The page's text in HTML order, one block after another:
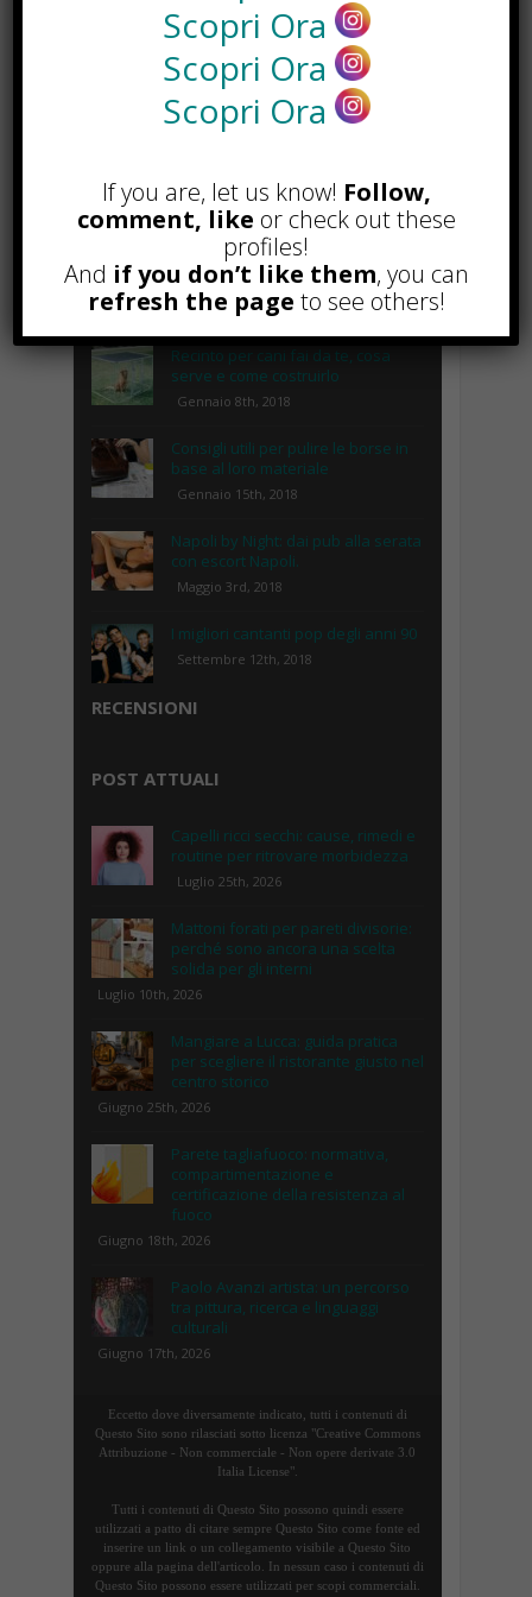
POPOLARI
Lipolaser, cos’è, come funziona e
quali sono le controindicazioni
Novembre 14th, 2018
Recinto per cani fai da te, cosa
serve e come costruirlo
Gennaio 8th, 2018
Consigli utili per pulire le borse in
base al loro materiale
Gennaio 15th, 2018
Napoli by Night: dai pub alla serata
con escort Napoli.
Maggio 3rd, 2018
I migliori cantanti pop degli anni 90
Settembre 12th, 2018
RECENSIONI
POST ATTUALI
Capelli ricci secchi: cause, rimedi e
routine per ritrovare morbidezza
Luglio 25th, 2026
Mattoni forati per pareti divisorie:
perché sono ancora una scelta
solida per gli interni
Luglio 10th, 2026
Mangiare a Lucca: guida pratica
per scegliere il ristorante giusto nel
centro storico
Giugno 25th, 2026
Parete tagliafuoco: normativa,
compartimentazione e
certificazione della resistenza al
fuoco
Giugno 18th, 2026
Paolo Avanzi artista: un percorso
tra pittura, ricerca e linguaggi
culturali
Giugno 17th, 2026
Eccetto dove diversamente indicato, tutti i contenuti di
Questo Sito sono rilasciati sotto licenza "Creative Commons
Attribuzione - Non commerciale - Non opere derivate 3.0
Italia License".
Tutti i contenuti di Questo Sito possono quindi essere
utilizzati a patto di citare sempre Questo Sito come fonte ed
inserire un link o un collegamento visibile a Questo Sito
oppure alla pagina dell'articolo. In nessun caso i contenuti di
Questo Sito possono essere utilizzati per scopi commerciali.
Scopri Ora
Scopri Ora
Scopri Ora
If you are, let us know! Follow,
comment, like or check out these
profiles!
And if you don’t like them, you can
refresh the page to see others!